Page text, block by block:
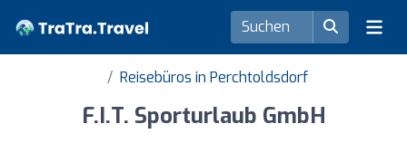
Reisebüros in Perchtoldsdorf
F.I.T. Sporturlaub GmbH